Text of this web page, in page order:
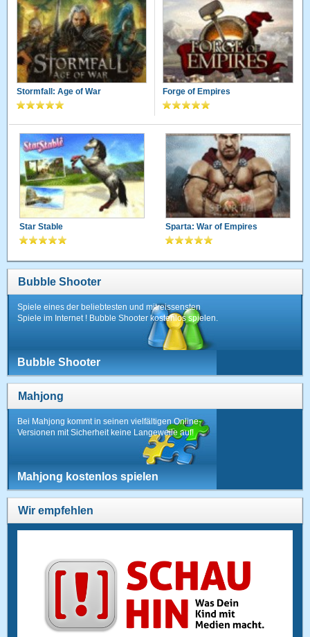
Stormfall: Age of War Forge of Empires
Star Stable Sparta: War of Empires
Bubble Shooter
Spiele eines der beliebtesten und mitreissensten
Spiele im Internet ! Bubble Shooter kostenlos spielen.
Bubble Shooter
Mahjong
Bei Mahjong kommt in seinen vielfältigen Online-
Versionen mit Sicherheit keine Langeweile auf!
Mahjong kostenlos spielen
Wir empfehlen